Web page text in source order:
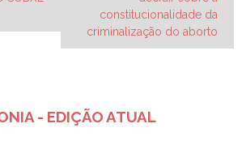
constitucionalidade da
criminalização do aborto
- EDIÇÃO ATUAL